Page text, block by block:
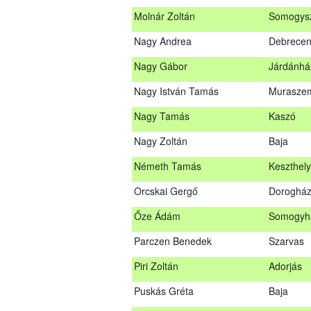
Molnár Zoltán
Nagy Andrea
Debrecen
Nagy Gábor
Nagy István Tamás
Nagy Tamás
Kaszó
Nagy Zoltán
Baja
Németh Tamás
Keszthely
Orcskai Gergő
Őze Ádám
Parczen Benedek
Szarvas
Piri Zoltán
Adorjás
Puskás Gréta
Baja
Mihalóczki Krisztián
Molnár Zoltán
Nagy Andrea
Nagy Gábor
Nagy István Tamás
Nagy Tamás
Kaszó
Nagy Zoltán
Baja
Nárai István
Sárvár
Németh Tamás
Orcskai Gergő
Őze Ádám
Parczen Benedek
Szarvas